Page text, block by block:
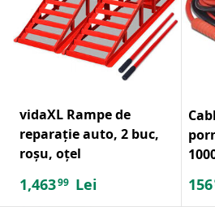
vidaXL Rampe de
reparație auto, 2 buc,
roșu, oțel
1,46399 Lei 156